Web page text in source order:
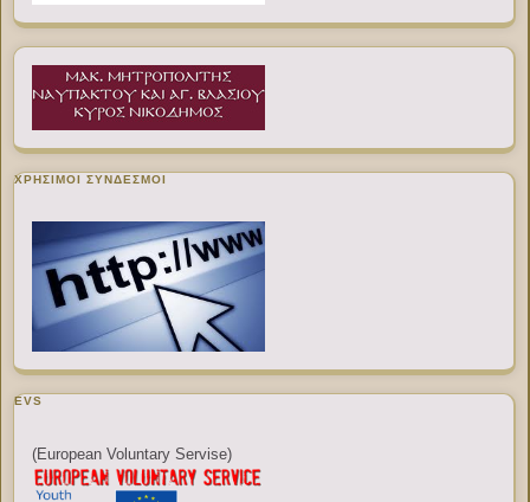
ΧΡΉΣΙΜΟΙ ΣΎΝΔΕΣΜΟΙ
EVS
(European Voluntary Servise)